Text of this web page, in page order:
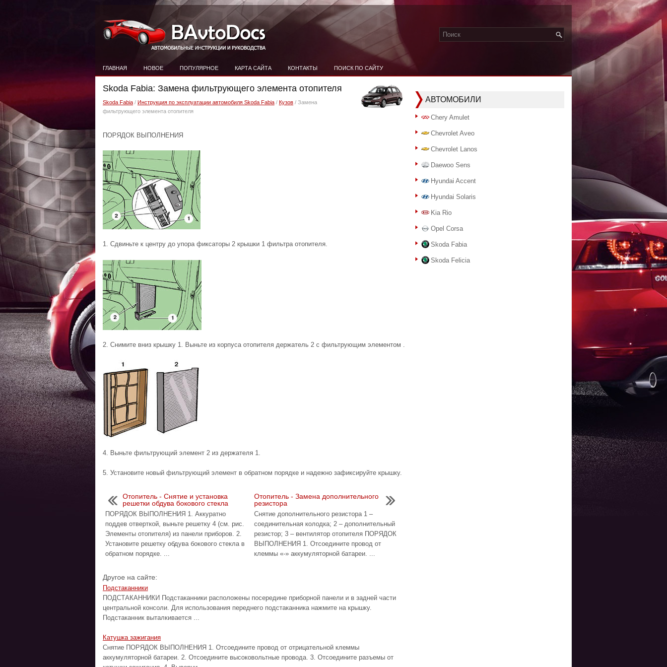
ГЛАВНАЯ НОВОЕ ПОПУЛЯРНОЕ КАРТА САЙТА КОНТАКТЫ ПОИСК ПО САЙТУ
Skoda Fabia: Замена фильтрующего элемента отопителя
Skoda Fabia / Инструкция по эксплуатации автомобиля Skoda Fabia / Кузов / Замена
фильтрующего элемента отопителя
ПОРЯДОК ВЫПОЛНЕНИЯ
1. Сдвиньте к центру до упора фиксаторы 2 крышки 1 фильтра отопителя.
2. Снимите вниз крышку 1. Выньте из корпуса отопителя держатель 2 с фильтрующим элементом .
4. Выньте фильтрующий элемент 2 из держателя 1.
5. Установите новый фильтрующий элемент в обратном порядке и надежно зафиксируйте крышку.
Отопитель - Снятие и установка
решетки обдува бокового стекла
ПОРЯДОК ВЫПОЛНЕНИЯ 1. Аккуратно
поддев отверткой, выньте решетку 4 (см. рис.
Элементы отопителя) из панели приборов. 2.
Установите решетку обдува бокового стекла в
обратном порядке. ...
Отопитель - Замена дополнительного
резистора
Снятие дополнительного резистора 1 –
соединительная колодка; 2 – дополнительный
резистор; 3 – вентилятор отопителя ПОРЯДОК
ВЫПОЛНЕНИЯ 1. Отсоедините провод от
клеммы «-» аккумуляторной батареи. ...
Другое на сайте:
Подстаканники
ПОДСТАКАННИКИ Подстаканники расположены посередине приборной панели и в задней части
центральной консоли. Для использования переднего подстаканника нажмите на крышку.
Подстаканник выталкивается ...
Катушка зажигания
Снятие ПОРЯДОК ВЫПОЛНЕНИЯ 1. Отсоедините провод от отрицательной клеммы
аккумуляторной батареи. 2. Отсоедините высоковольтные провода. 3. Отсоедините разъемы от
АВТОМОБИЛИ
Chery Amulet
Chevrolet Aveo
Chevrolet Lanos
Daewoo Sens
Hyundai Accent
Hyundai Solaris
Kia Rio
Opel Corsa
Skoda Fabia
Skoda Felicia